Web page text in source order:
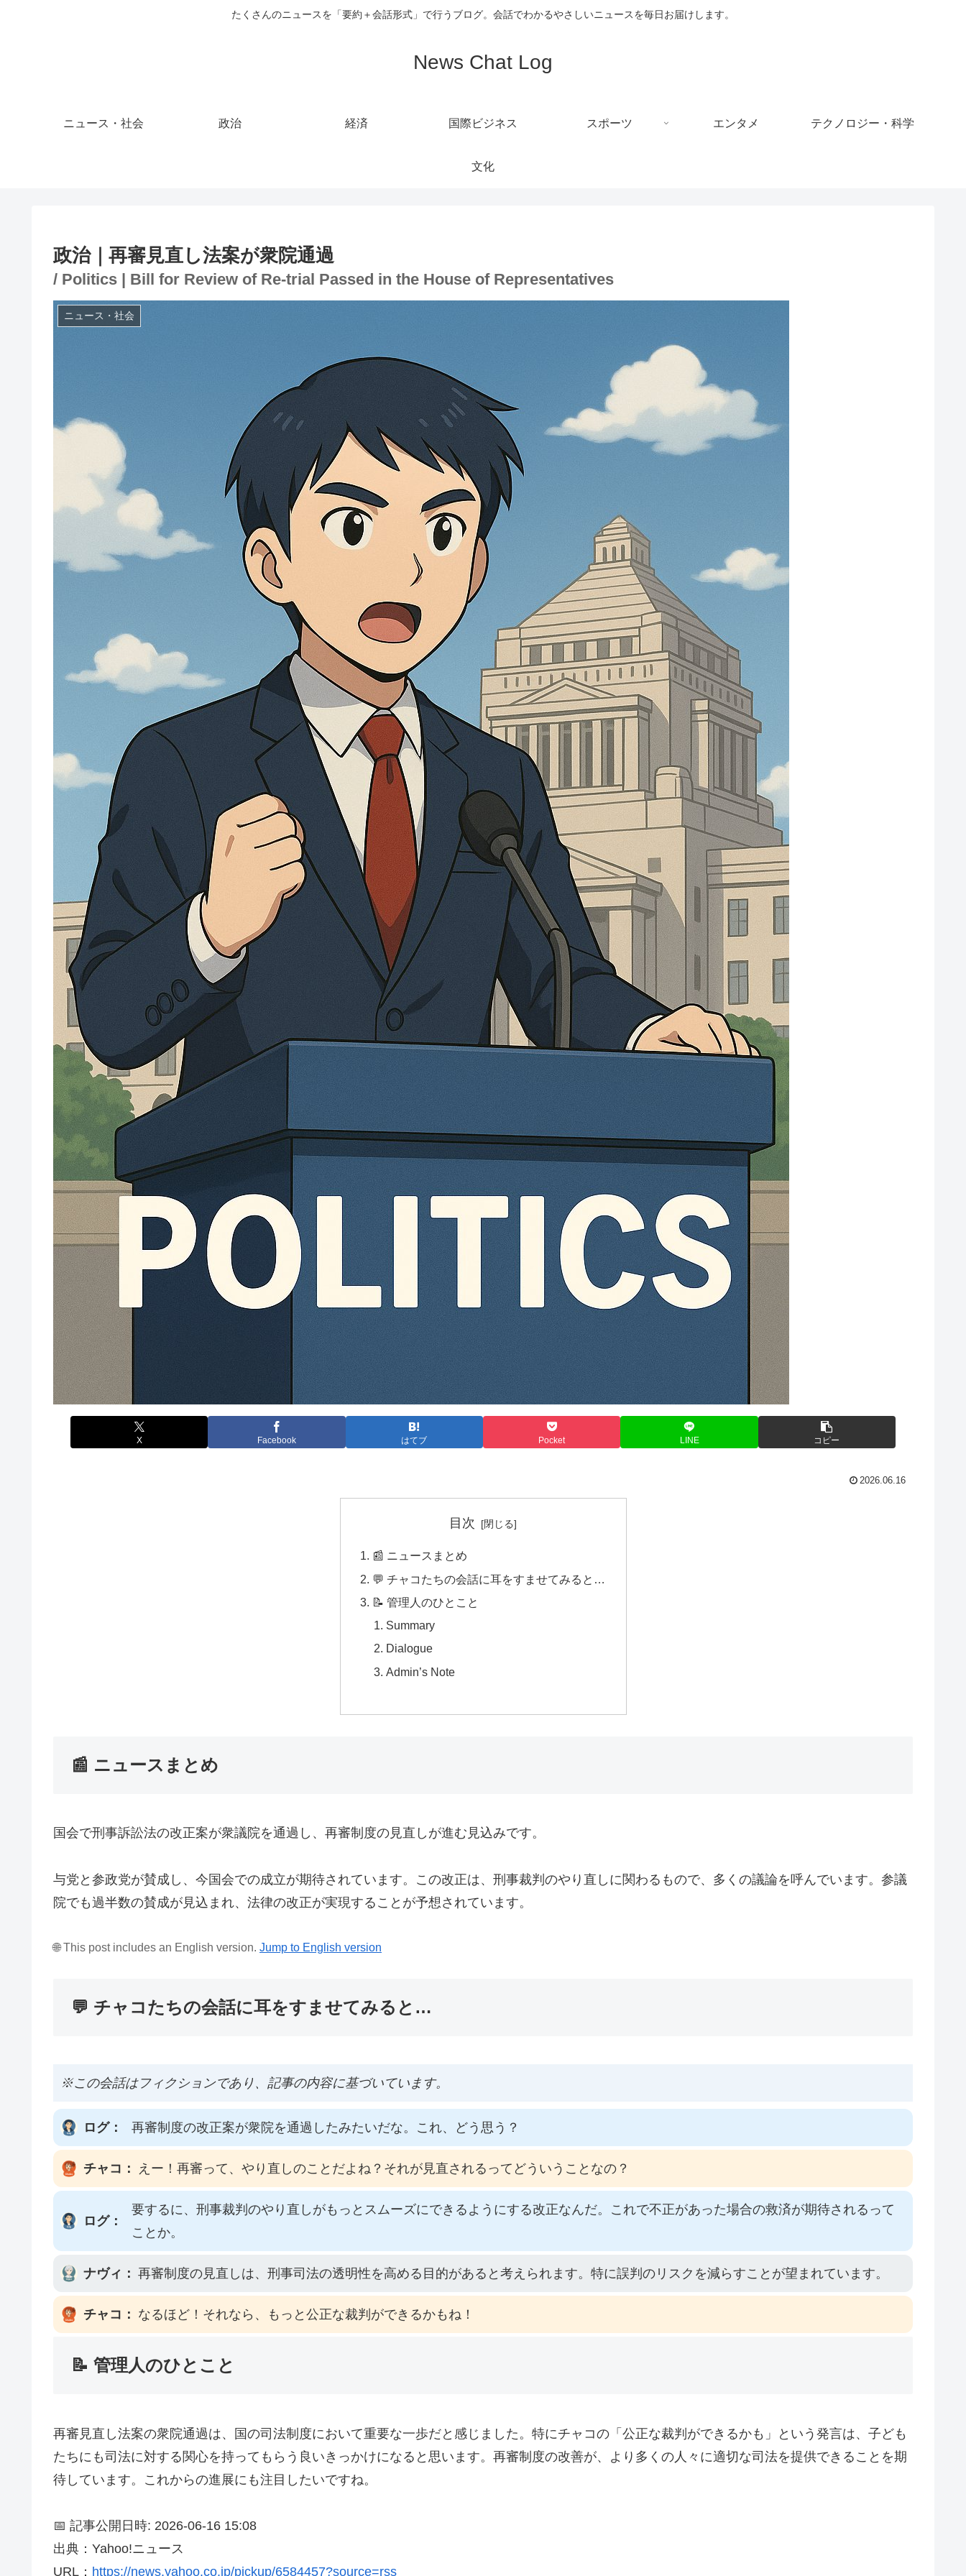
たくさんのニュースを「要約＋会話形式」で行うブログ。会話でわかるやさしいニュースを毎日お届けします。
News Chat Log
ニュース・社会 政治 経済 国際ビジネス スポーツ エンタメ テクノロジー・科学
文化
政治｜再審見直し法案が衆院通過
/ Politics | Bill for Review of Re-trial Passed in the House of Representatives
ニュース・社会
X Facebook はてブ Pocket LINE コピー
2026.06.16
目次
📰 ニュースまとめ
💬 チャコたちの会話に耳をすませてみると…
📝 管理人のひとこと
Summary
Dialogue
Admin’s Note
📰 ニュースまとめ
国会で刑事訴訟法の改正案が衆議院を通過し、再審制度の見直しが進む見込みです。
与党と参政党が賛成し、今国会での成立が期待されています。この改正は、刑事裁判のやり直しに関わるもので、多くの議論を呼んでいます。参議
院でも過半数の賛成が見込まれ、法律の改正が実現することが予想されています。
🌐 This post includes an English version. Jump to English version
💬 チャコたちの会話に耳をすませてみると…
※この会話はフィクションであり、記事の内容に基づいています。
ログ： 再審制度の改正案が衆院を通過したみたいだな。これ、どう思う？
チャコ： えー！再審って、やり直しのことだよね？それが見直されるってどういうことなの？
ログ：
要するに、刑事裁判のやり直しがもっとスムーズにできるようにする改正なんだ。これで不正があった場合の救済が期待されるって
ことか。
ナヴィ： 再審制度の見直しは、刑事司法の透明性を高める目的があると考えられます。特に誤判のリスクを減らすことが望まれています。
チャコ： なるほど！それなら、もっと公正な裁判ができるかもね！
📝 管理人のひとこと
再審見直し法案の衆院通過は、国の司法制度において重要な一歩だと感じました。特にチャコの「公正な裁判ができるかも」という発言は、子ども
たちにも司法に対する関心を持ってもらう良いきっかけになると思います。再審制度の改善が、より多くの人々に適切な司法を提供できることを期
待しています。これからの進展にも注目したいですね。
📅 記事公開日時: 2026-06-16 15:08
出典：Yahoo!ニュース
URL： https://news.yahoo.co.jp/pickup/6584457?source=rss